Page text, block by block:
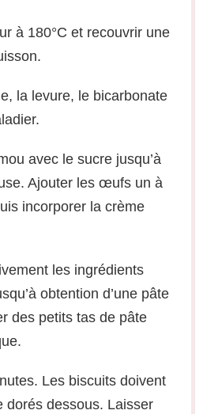
à 180°C et recouvrir une
la levure, le bicarbonate
avec le sucre jusqu’à
Ajouter les œufs un à
incorporer la crème
les ingrédients
obtention d’une pâte
des petits tas de pâte
Les biscuits doivent
dorés dessous. Laisser